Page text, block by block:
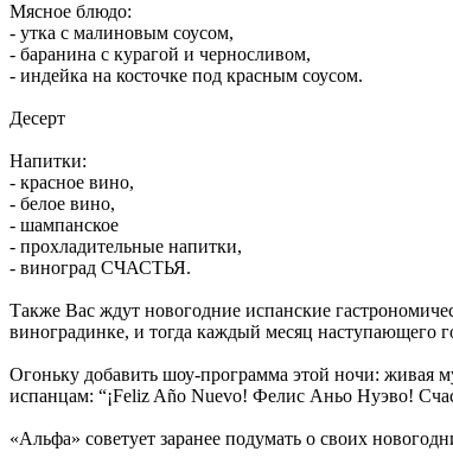
Мясное блюдо:
- утка с малиновым соусом,
- баранина с курагой и черносливом,
- индейка на косточке под красным соусом.
Десерт
Напитки:
- красное вино,
- белое вино,
- шампанское
- прохладительные напитки,
- виноград СЧАСТЬЯ.
Также Вас ждут новогодние испанские
виноградинке, и тогда каждый месяц наступающего
Огоньку добавить шоу-программа этой ночи: живая
испанцам: “¡Feliz Año Nuevo! Фелис Аньо Нуэво!
«Альфа» советует заранее подумать о своих